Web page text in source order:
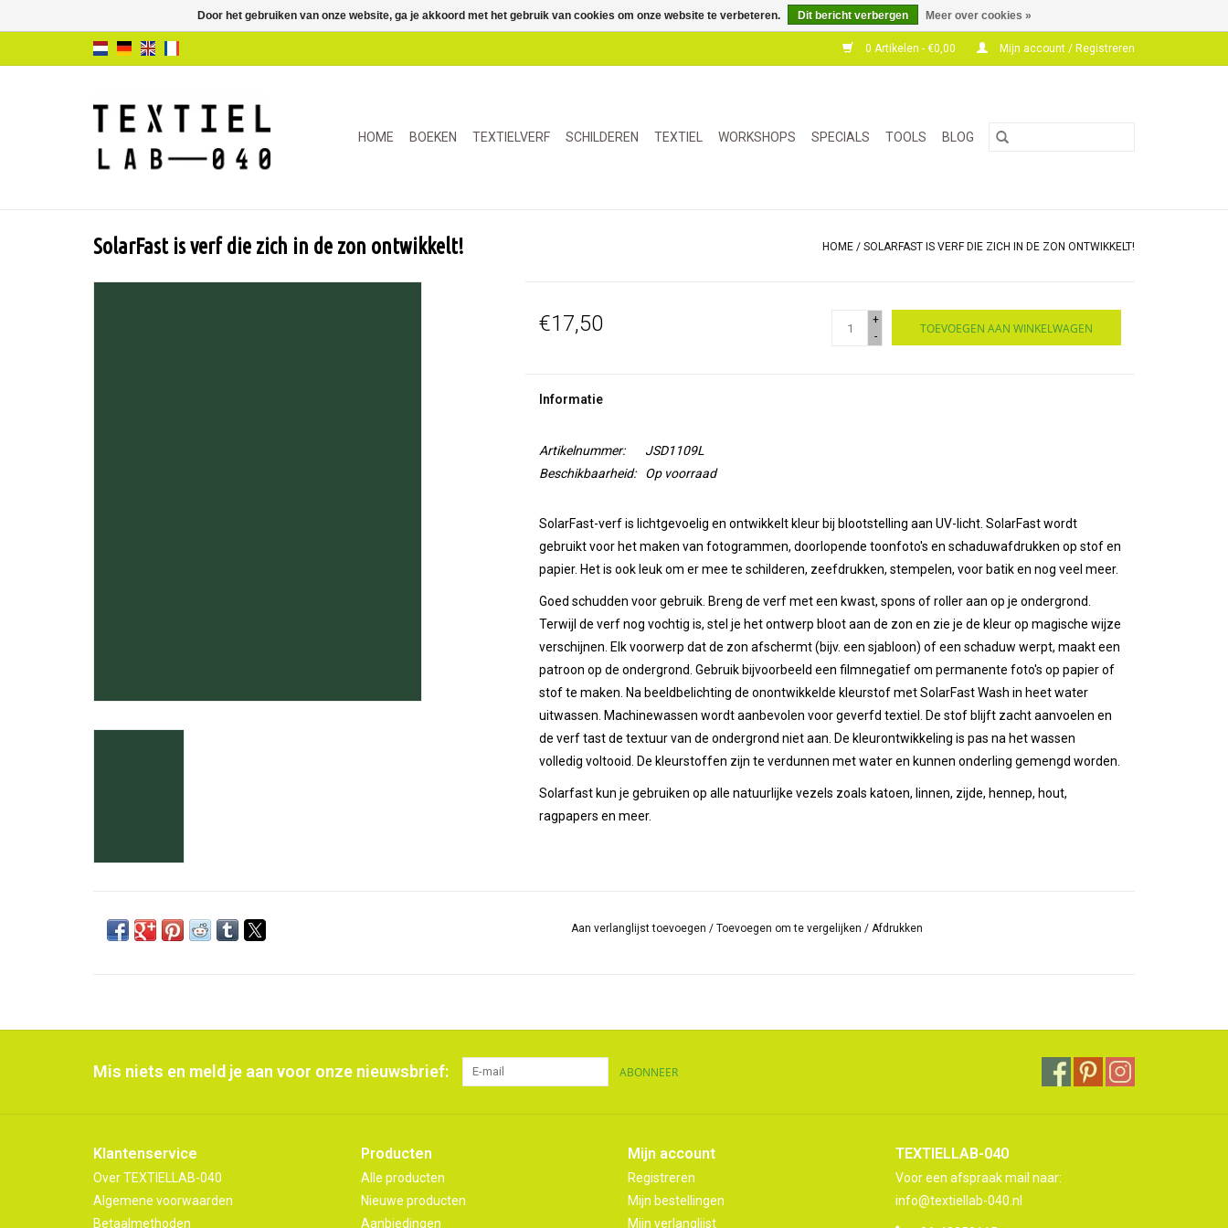
0 Artikelen - €0,00 Mijn account / Registreren
HOME BOEKEN TEXTIELVERF SCHILDEREN TEXTIEL WORKSHOPS SPECIALS TOOLS BLOG
SolarFast is verf die zich in de zon ontwikkelt! HOME / SOLARFAST IS VERF DIE ZICH IN DE ZON ONTWIKKELT!
€17,50
+
-
TOEVOEGEN AAN WINKELWAGEN
Informatie
Artikelnummer:
JSD1109L
Beschikbaarheid:
Op voorraad
SolarFast-verf is lichtgevoelig en ontwikkelt kleur bij blootstelling aan UV-licht. SolarFast wordt
gebruikt voor het maken van fotogrammen, doorlopende toonfoto's en schaduwafdrukken op stof en
papier. Het is ook leuk om er mee te schilderen, zeefdrukken, stempelen, voor batik en nog veel meer.
Goed schudden voor gebruik. Breng de verf met een kwast, spons of roller aan op je ondergrond.
Terwijl de verf nog vochtig is, stel je het ontwerp bloot aan de zon en zie je de kleur op magische wijze
verschijnen. Elk voorwerp dat de zon afschermt (bijv. een sjabloon) of een schaduw werpt, maakt een
patroon op de ondergrond. Gebruik bijvoorbeeld een filmnegatief om permanente foto's op papier of
stof te maken. Na beeldbelichting de onontwikkelde kleurstof met SolarFast Wash in heet water
uitwassen. Machinewassen wordt aanbevolen voor geverfd textiel. De stof blijft zacht aanvoelen en
de verf tast de textuur van de ondergrond niet aan. De kleurontwikkeling is pas na het wassen
volledig voltooid. De kleurstoffen zijn te verdunnen met water en kunnen onderling gemengd worden.
Solarfast kun je gebruiken op alle natuurlijke vezels zoals katoen, linnen, zijde, hennep, hout,
ragpapers en meer.
Aan verlanglijst toevoegen /Toevoegen om te vergelijken / Afdrukken
Mis niets en meld je aan voor onze nieuwsbrief: ABONNEER
Klantenservice
Over TEXTIELLAB-040
Algemene voorwaarden
Betaalmethoden
Producten
Alle producten
Nieuwe producten
Aanbiedingen
Mijn account
Registreren
Mijn bestellingen
Mijn verlanglijst
TEXTIELLAB-040
Voor een afspraak mail naar:
info@textiellab-040.nl
Door het gebruiken van onze website, ga je akkoord met het gebruik van cookies om onze website te verbeteren. Dit bericht verbergen Meer over cookies »